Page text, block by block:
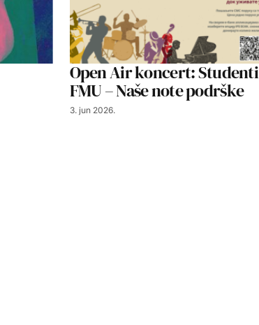
Open Air koncert: Studenti
FMU – Naše note podrške
3. jun 2026.